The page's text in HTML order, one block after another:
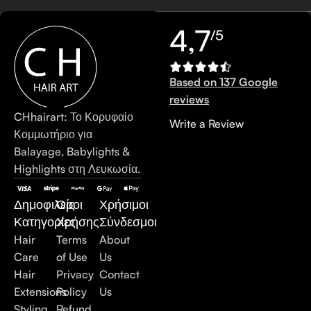
CHhairart: Το Κορυφαίο
Κομμωτήριο για
Balayage, Babylights &
Highlights στη Λευκωσία.
Δημοφιλείς
Κατηγορίες
Hair
Care
Hair
Extensions
Όροι
Χρήσης
Terms
of Use
Privacy
Policy
Χρήσιμοι
Σύνδεσμοι
About
Us
Contact
Us
4,7/5
Based on 137 Google
reviews
Write a Review